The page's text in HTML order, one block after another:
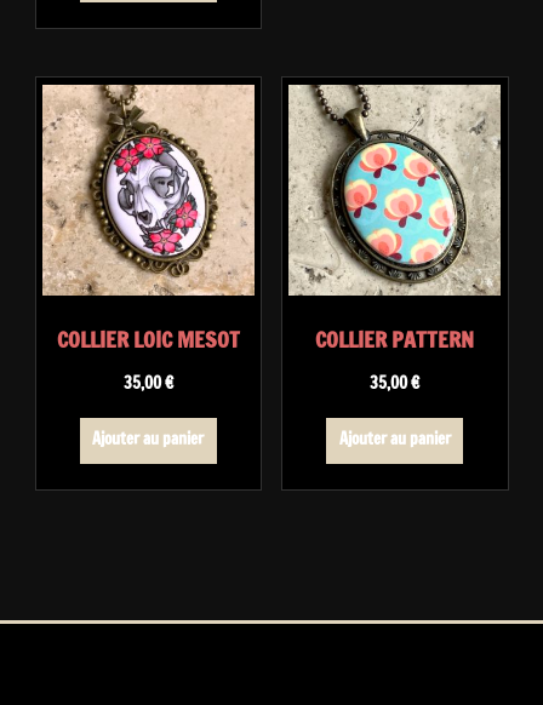
COLLIER LOIC MESOT
35,00€
Ajouter au panier
COLLIER PATTERN
35,00€
Ajouter au panier